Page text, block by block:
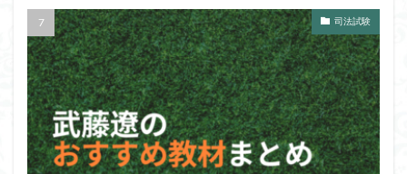
司法試験